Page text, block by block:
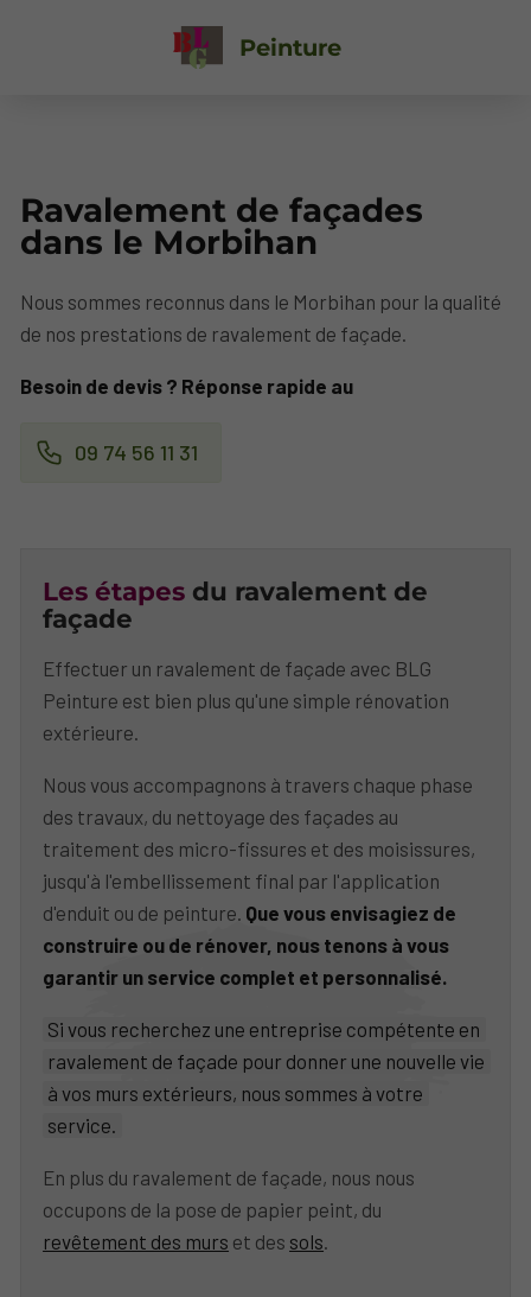
Peinture
Ravalement de façades
dans le Morbihan
Nous sommes reconnus dans le Morbihan pour la qualité
de nos prestations de ravalement de façade.
Besoin de devis ? Réponse rapide au
09 74 56 11 31
Les étapes du ravalement de
façade
Effectuer un ravalement de façade avec BLG
Peinture est bien plus qu'une simple rénovation
extérieure.
Nous vous accompagnons à travers chaque phase
des travaux, du nettoyage des façades au
traitement des micro-fissures et des moisissures,
jusqu'à l'embellissement final par l'application
d'enduit ou de peinture. Que vous envisagiez de
construire ou de rénover, nous tenons à vous
garantir un service complet et personnalisé.
Si vous recherchez une entreprise compétente en
ravalement de façade pour donner une nouvelle vie
à vos murs extérieurs, nous sommes à votre
service.
En plus du ravalement de façade, nous nous
occupons de la pose de papier peint, du
revêtement des murs et des sols.